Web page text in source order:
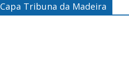
Capa Tribuna da Madeira